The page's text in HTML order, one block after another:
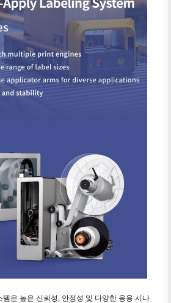
은 높은 신뢰성, 안정성 및 다양한 응용 시나